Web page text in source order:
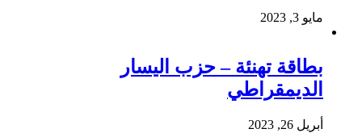
مايو 3, 2023
بطاقة تهنئة – حزب اليسار
الديمقراطي
أبريل 26, 2023